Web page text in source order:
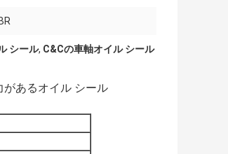
シール, C&Cの車軸オイル シール
があるオイル シール